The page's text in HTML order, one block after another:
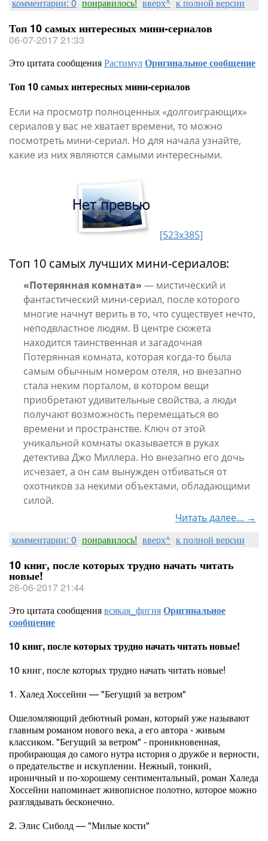
Топ 10 самых интересных мини-сериалов
06-07-2017 21:33
Это цитата сообщенияРастимулОригинальное сообщение
Топ 10 самых интересных мини-сериалов
Если на просмотр полноценных «долгоиграющих»
сериалов у вас не хватает времени, то можно
посмотреть мини-сериал. Но для начала узнайте,
какие из них являются самыми интересными.
[523x385]
Топ 10 самых лучших мини-сериалов:
«Потерянная комната» — мистический и
фантастический мини-сериал, после которого
многие начнут верить в то, что существует нечто,
неподвластное людям. В центре сюжета
находится таинственная и загадочная
Потерянная комната, которая когда-то была
самым обычным номером отеля, но внезапно
стала неким порталом, в котором вещи
приобретают удивительные свойства, а люди
получают возможность перемещаться во
времени и пространстве. Ключ от этой
уникальной комнаты оказывается в руках
детектива Джо Миллера. Но внезапно его дочь
исчезает, а он сам вынужден отбиваться от
охотников за некими объектами, обладающими
силой.
Читать далее… →
комментарии: 0 понравилось! вверх^ к полной версии
10 книг, после которых трудно начать читать
новые!
26-06-2017 21:44
Это цитата сообщениявсякая_фигняОригинальное
сообщение
10 книг, после которых трудно начать читать новые!
10 книг, после которых трудно начать читать новые!
1. Халед Хоссейни — "Бегущий за ветром"
Ошеломляющий дебютный роман, который уже называют
главным романом нового века, а его автора - живым
классиком. "Бегущий за ветром" - проникновенная,
пробирающая до самого нутра история о дружбе и верности,
о предательстве и искуплении. Нежный, тонкий,
ироничный и по-хорошему сентиментальный, роман Халеда
Хоссейни напоминает живописное полотно, которое можно
разглядывать бесконечно.
2. Элис Сиболд — "Милые кости"